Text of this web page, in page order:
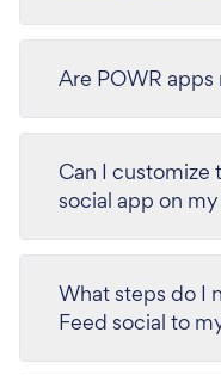
Are POWR
Can I customize
social app on
What steps do I
Feed social to